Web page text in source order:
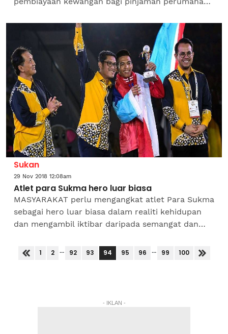
Berhad (SJKP Bhd). Exco...
Sukan
29 Nov 2018 12:08am
Atlet para Sukma hero luar biasa
MASYARAKAT perlu mengangkat atlet Para Sukma
sebagai hero luar biasa dalam realiti kehidupan
dan mengambil iktibar daripada semangat dan
Seri Ahmad Faizal...
1 2 ... 92 93 94 95 96 ... 99 100
- IKLAN -